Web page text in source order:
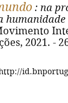
: na
humanidade
2021. -